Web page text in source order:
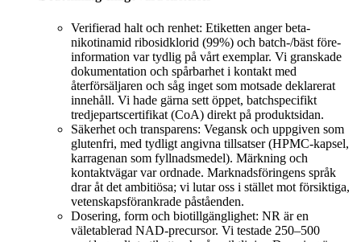
Verifierad halt och renhet: Etiketten anger beta-
nikotinamid ribosidklorid (99%) och batch-/bäst före-
information var tydlig på vårt exemplar. Vi granskade
dokumentation och spårbarhet i kontakt med
återförsäljaren och såg inget som motsade deklarerat
innehåll. Vi hade gärna sett öppet, batchspecifikt
tredjepartscertifikat (CoA) direkt på produktsidan.
Säkerhet och transparens: Vegansk och uppgiven som
glutenfri, med tydligt angivna tillsatser (HPMC-kapsel,
karragenan som fyllnadsmedel). Märkning och
kontaktvägar var ordnade. Marknadsföringens språk
drar åt det ambitiösa; vi lutar oss i stället mot försiktiga,
vetenskapsförankrade påståenden.
Dosering, form och biotillgänglighet: NR är en
väletablerad NAD-precursor. Vi testade 250–500